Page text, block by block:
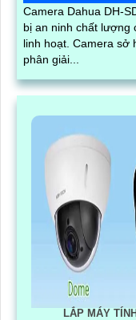
Camera Dahua DH-
bị an ninh chất lượng
linh hoạt. Camera sở hữu chất lượng hình ảnh sắc nét độ
phân giải...
LẮP MÁY